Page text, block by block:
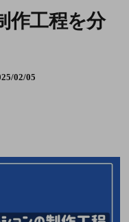
作工程を分
02/05